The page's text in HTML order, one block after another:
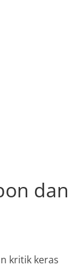
dan
kritik keras